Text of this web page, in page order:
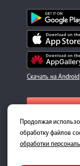
Скачать на Android
Для получения
ремонта и
менеджерам-
Обращаем ваше
Продолжая
обработку файлов
обработки